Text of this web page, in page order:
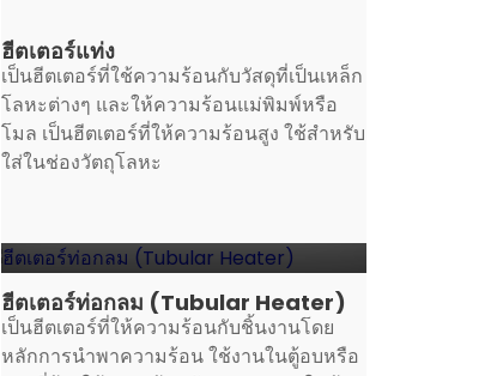
ฮีตเตอร์แท่ง
เป็นฮีตเตอร์ที่ใช้ความร้อนกับวัสดุที่เป็นเหล็ก
โลหะต่างๆ และให้ความร้อนแม่พิมพ์หรือ
โมล เป็นฮีตเตอร์ที่ให้ความร้อนสูง ใช้สำหรับ
ใส่ในช่องวัตถุโลหะ
ฮีตเตอร์ท่อกลม (Tubular Heater)
เป็นฮีตเตอร์ที่ให้ความร้อนกับชิ้นงานโดย
หลักการนำพาความร้อน ใช้งานในตู้อบหรือ